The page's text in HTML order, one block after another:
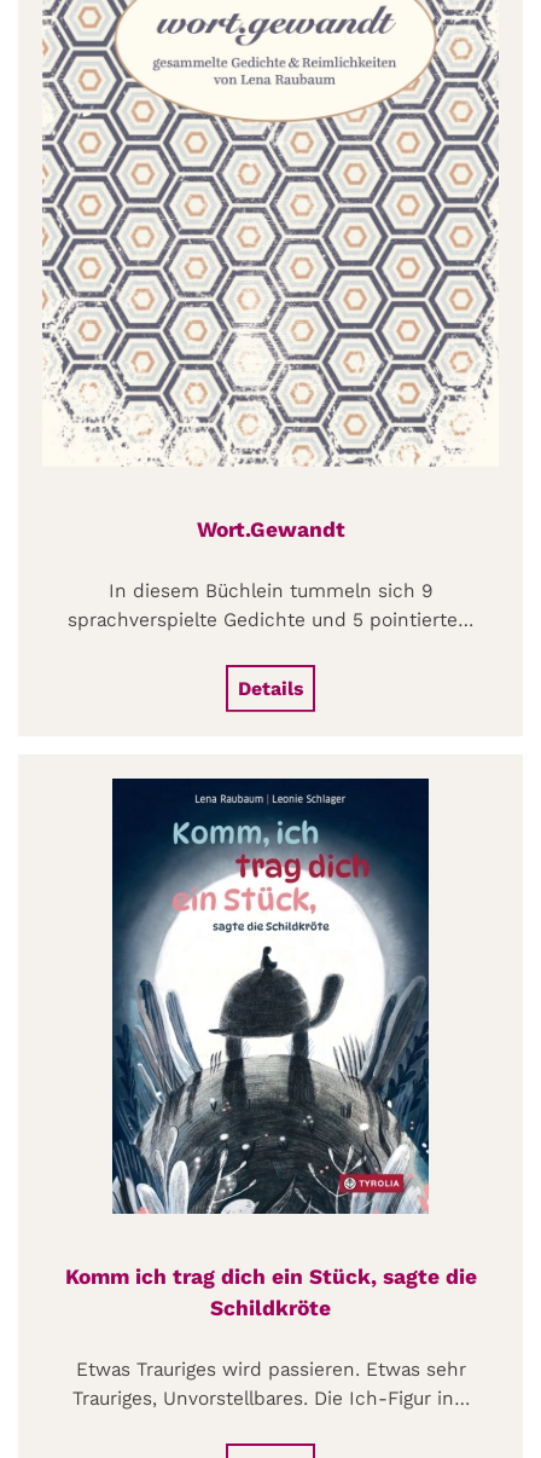
Wort.Gewandt
In diesem Büchlein tummeln sich 9
sprachverspielte Gedichte und 5 pointierte…
Details
Komm ich trag dich ein Stück, sagte die
Schildkröte
Etwas Trauriges wird passieren. Etwas sehr
Trauriges, Unvorstellbares. Die Ich-Figur in…